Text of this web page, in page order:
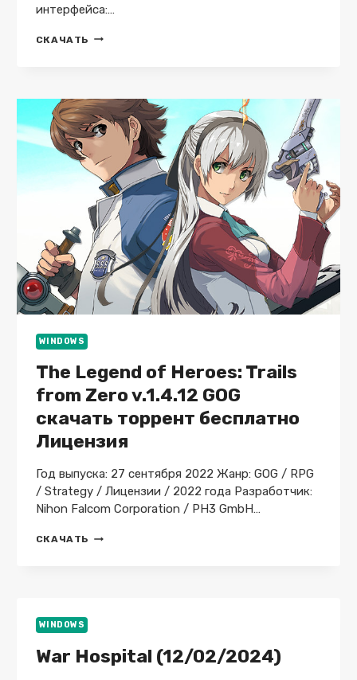
интерфейса:…
СКАЧАТЬ SHADOWS:
WINDOWS
The Legend of Heroes: Trails
from Zero v.1.4.12 GOG
скачать торрент бесплатно
Лицензия
Год выпуска: 27 сентября 2022 Жанр: GOG / RPG
/ Strategy / Лицензии / 2022 года Разработчик:
Nihon Falcom Corporation / PH3 GmbH…
СКАЧАТЬ THE
GOG
СКАЧАТЬ
WINDOWS
War Hospital (12/02/2024)